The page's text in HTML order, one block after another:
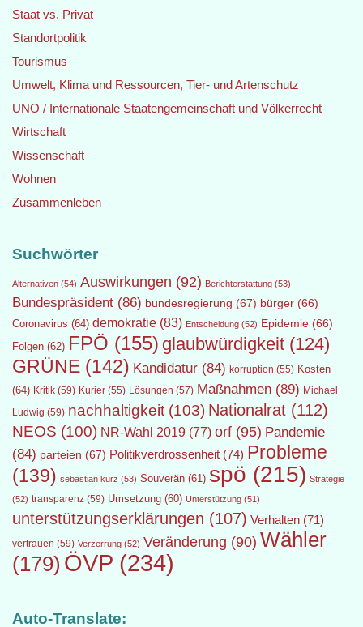
Staat vs. Privat
Standortpolitik
Tourismus
Umwelt, Klima und Ressourcen, Tier- und Artenschutz
UNO / Internationale Staatengemeinschaft und Völkerrecht
Wirtschaft
Wissenschaft
Wohnen
Zusammenleben
Suchwörter
Alternativen (54) Auswirkungen (92) Berichterstattung (53)
Bundespräsident (86) bundesregierung (67) bürger (66)
Coronavirus (64) demokratie (83) Entscheidung (52) Epidemie (66)
Folgen (62) FPÖ (155) glaubwürdigkeit (124)
GRÜNE (142) Kandidatur (84) korruption (55) Kosten
(64) Kritik (59) Kurier (55) Lösungen (57) Maßnahmen (89) Michael
Ludwig (59) nachhaltigkeit (103) Nationalrat (112)
NEOS (100) NR-Wahl 2019 (77) orf (95) Pandemie
(84) parteien (67) Politikverdrossenheit (74) Probleme
(139) sebastian kurz (53) Souverän (61) spö (215) Strategie
(52) transparenz (59) Umsetzung (60) Unterstützung (51)
unterstützungserklärungen (107) Verhalten (71)
vertrauen (59) Verzerrung (52) Veränderung (90) Wähler
(179) ÖVP (234)
Auto-Translate: